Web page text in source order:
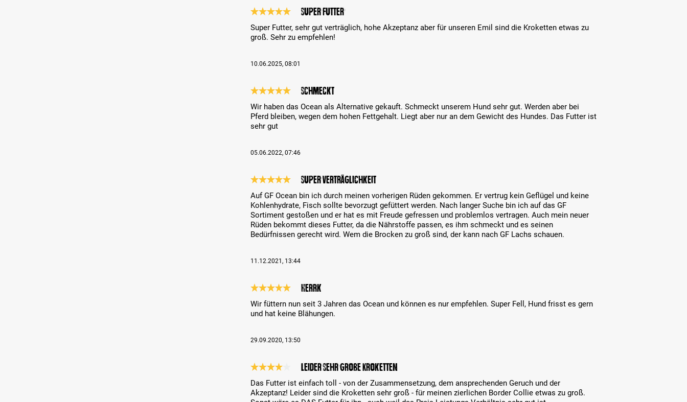
Super Futter
Super Futter, sehr gut verträglich, hohe Akzeptanz aber für unseren Emil sind die Kroketten etwas zu
groß. Sehr zu empfehlen!
10.06.2025, 08:01
Schmeckt
Wir haben das Ocean als Alternative gekauft. Schmeckt unserem Hund sehr gut. Werden aber bei
Pferd bleiben, wegen dem hohen Fettgehalt. Liegt aber nur an dem Gewicht des Hundes. Das Futter ist
sehr gut
05.06.2022, 07:46
Super Verträglichkeit
Auf GF Ocean bin ich durch meinen vorherigen Rüden gekommen. Er vertrug kein Geflügel und keine
Kohlenhydrate, Fisch sollte bevorzugt gefüttert werden. Nach langer Suche bin ich auf das GF
Sortiment gestoßen und er hat es mit Freude gefressen und problemlos vertragen. Auch mein neuer
Rüden bekommt dieses Futter, da die Nährstoffe passen, es ihm schmeckt und es seinen
Bedürfnissen gerecht wird. Wem die Brocken zu groß sind, der kann nach GF Lachs schauen.
11.12.2021, 13:44
Herrk
Wir füttern nun seit 3 Jahren das Ocean und können es nur empfehlen. Super Fell, Hund frisst es gern
und hat keine Blähungen.
29.09.2020, 13:50
leider sehr große Kroketten
Das Futter ist einfach toll - von der Zusammensetzung, dem ansprechenden Geruch und der
Akzeptanz! Leider sind die Kroketten sehr groß - für meinen zierlichen Border Collie etwas zu groß.